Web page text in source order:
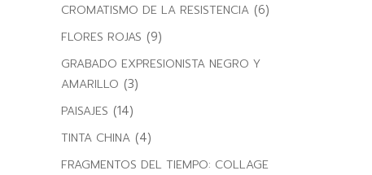
CROMATISMO DE LA RESISTENCIA (6)
FLORES ROJAS (9)
GRABADO EXPRESIONISTA NEGRO Y
AMARILLO (3)
PAISAJES (14)
TINTA CHINA (4)
FRAGMENTOS DEL TIEMPO: COLLAGE